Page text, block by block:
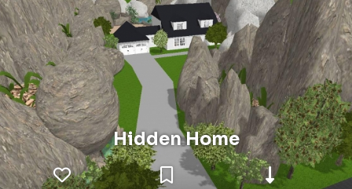
Hidden Home